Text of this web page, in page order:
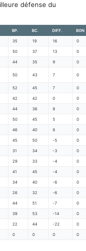
défense du
BP. BC. DIFF. BON
35 19 16 0
50 37 13 0
44 35 9 0
50 43 7 0
52 45 7 0
42 42 0 0
44 36 8 0
50 45 5 0
46 40 6 0
45 50 -5 0
31 34 -3 0
29 33 -4 0
41 45 -4 0
34 40 -6 0
26 32 -6 0
44 51 -7 0
39 53 -14 0
22 44 -22 0
0 0 0 0